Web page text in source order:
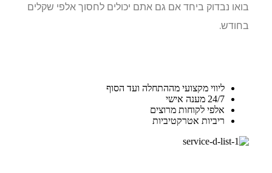
בואו נבדוק ביחד אם גם אתם יכולים לחסוך אלפי שקלים
בחודש.
ליווי מקצועי מההתחלה ועד הסוף
24/7 מענה אישי
אלפי לקוחות מרוצים
ריביות אטרקטיביות